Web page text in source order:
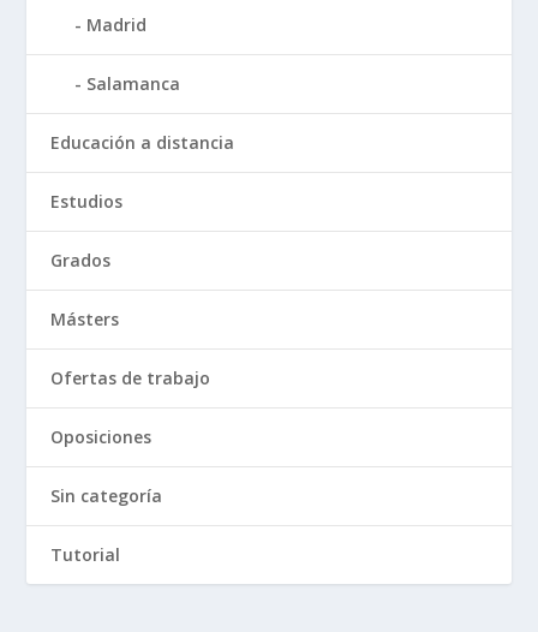
Madrid
Salamanca
Educación a distancia
Estudios
Grados
Másters
Ofertas de trabajo
Oposiciones
Sin categoría
Tutorial